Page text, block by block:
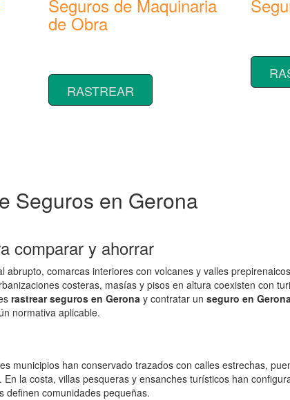
Seguros de Maquinaria
de Obra
RASTREAR
Seguros en Gerona
comparar y ahorrar
comarcas interiores con volcanes y valles
costeras, masías y pisos en altura coexisten con
rastrear seguros en Gerona y contratar un seguro en
normativa aplicable.
municipios han conservado trazados con calles estrechas,
la costa, villas pesqueras y ensanches turísticos han
definen comunidades pequeñas.